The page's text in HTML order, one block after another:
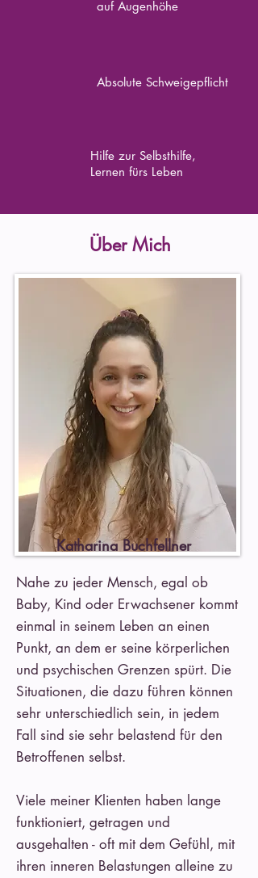
auf Augenhöhe
Absolute Schweigepflicht
Hilfe zur Selbsthilfe,
Lernen fürs Leben
Über Mich
Katharina Buchfellner
Nahe zu jeder Mensch, egal ob
Baby, Kind oder Erwachsener kommt
einmal in seinem Leben an einen
Punkt, an dem er seine körperlichen
und psychischen Grenzen spürt. Die
Situationen, die dazu führen können
sehr unterschiedlich sein, in jedem
Fall sind sie sehr belastend für den
Betroffenen selbst.
Viele meiner Klienten haben lange
funktioniert, getragen und
ausgehalten - oft mit dem Gefühl, mit
ihren inneren Belastungen alleine zu